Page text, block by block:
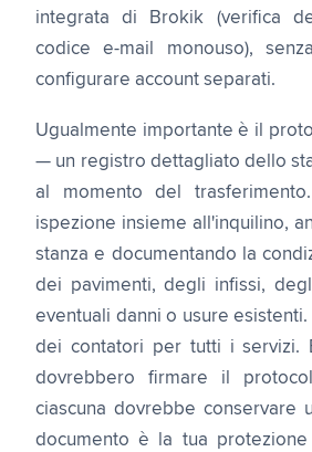
integrata di Brokik (verifica
codice e-mail monouso),
configurare account separati.
Ugualmente importante è il
— un registro dettagliato dello
al momento del
ispezione insieme all'inquilino,
stanza e documentando la
dei pavimenti, degli infissi,
eventuali danni o usure
dei contatori per tutti i servizi.
dovrebbero firmare il
ciascuna dovrebbe conservare
documento è la tua